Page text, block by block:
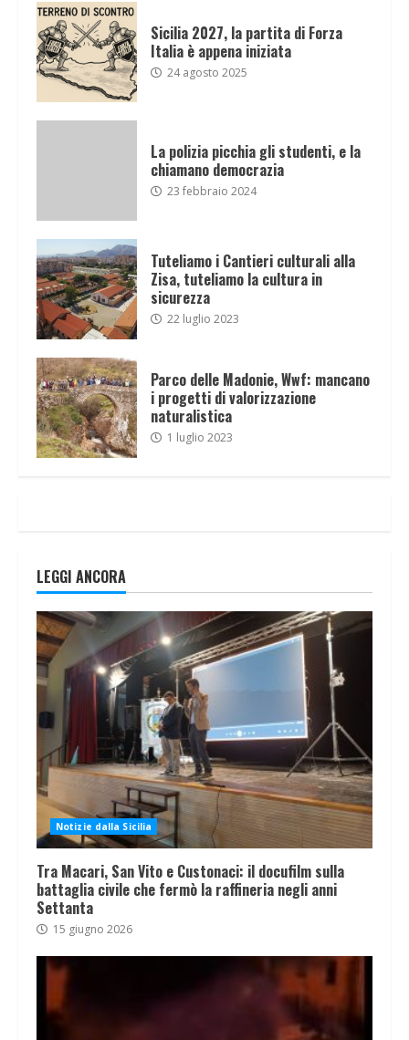
Sicilia 2027, la partita di Forza
Italia è appena iniziata
24 agosto 2025
La polizia picchia gli studenti, e la
chiamano democrazia
23 febbraio 2024
Tuteliamo i Cantieri culturali alla
Zisa, tuteliamo la cultura in
sicurezza
22 luglio 2023
Parco delle Madonie, Wwf: mancano
i progetti di valorizzazione
naturalistica
1 luglio 2023
LEGGI ANCORA
Notizie dalla Sicilia
Tra Macari, San Vito e Custonaci: il docufilm sulla
battaglia civile che fermò la raffineria negli anni
Settanta
15 giugno 2026